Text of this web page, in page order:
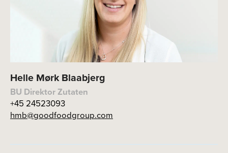
Helle Mørk Blaabjerg
BU Direktor Zutaten
+45 24523093
hmb@goodfoodgroup.com